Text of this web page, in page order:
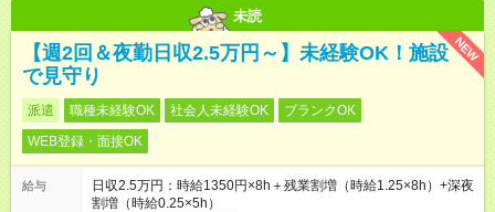
未読
NEW
【週2回＆夜勤日収2.5万円～】未経験OK！施設
で見守り
派遣 職種未経験OK 社会人未経験OK
ブランクOK
WEB登録・面接OK
給与
日収2.5万円：時給1350円×8h＋残業割増（時給1.25×8h）+深夜
割増（時給0.25×5h）